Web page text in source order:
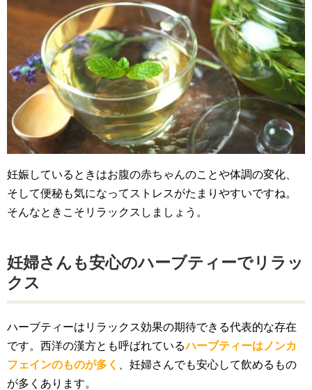
妊娠しているときはお腹の赤ちゃんのことや体調の変化、
そして便秘も気になってストレスがたまりやすいですね。
そんなときこそリラックスしましょう。
妊婦さんも安心のハーブティーでリラッ
クス
ハーブティーはリラックス効果の期待できる代表的な存在
です。西洋の漢方とも呼ばれているハーブティーはノンカ
フェインのものが多く
、妊婦さんでも安心して飲めるもの
が多くあります。